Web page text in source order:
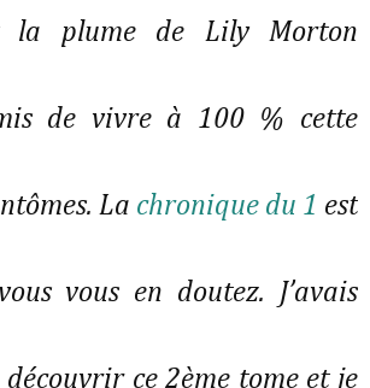
la plume de Lily Morton
de vivre à 100 % cette
La chronique du 1 est
vous en doutez. J’avais
ce 2ème tome et je